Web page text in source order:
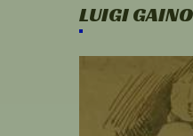
LUIGI